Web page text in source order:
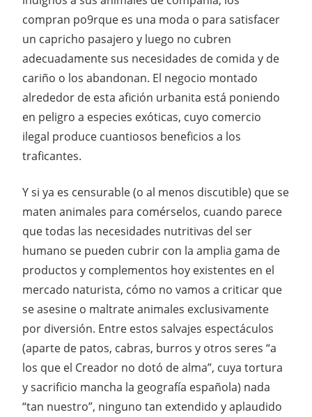
compran po9rque es una moda o para satisfacer
un capricho pasajero y luego no cubren
adecuadamente sus necesidades de comida y de
cariño o los abandonan. El negocio montado
alrededor de esta afición urbanita está poniendo
en peligro a especies exóticas, cuyo comercio
ilegal produce cuantiosos beneficios a los
traficantes.
Y si ya es censurable (o al menos discutible) que se
maten animales para comérselos, cuando parece
que todas las necesidades nutritivas del ser
humano se pueden cubrir con la amplia gama de
productos y complementos hoy existentes en el
mercado naturista, cómo no vamos a criticar que
se asesine o maltrate animales exclusivamente
por diversión. Entre estos salvajes espectáculos
(aparte de patos, cabras, burros y otros seres “a
los que el Creador no dotó de alma”, cuya tortura
y sacrificio mancha la geografía española) nada
“tan nuestro”, ninguno tan extendido y aplaudido